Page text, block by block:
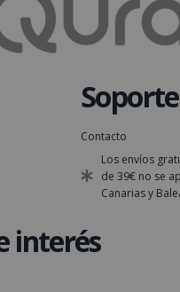
Soporte
Contacto
Los envíos
de 39€ no se
Canarias y
interés